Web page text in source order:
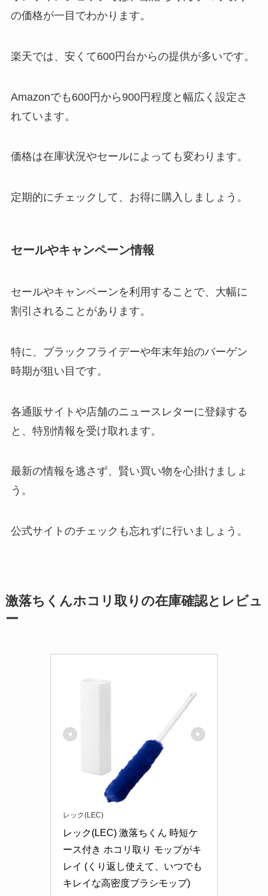
の価格が一目でわかります。
楽天では、安くて600円台からの提供が多いです。
Amazonでも600円から900円程度と幅広く設定さ
れています。
価格は在庫状況やセールによっても変わります。
定期的にチェックして、お得に購入しましょう。
セールやキャンペーン情報
セールやキャンペーンを利用することで、大幅に
割引されることがあります。
特に、ブラックフライデーや年末年始のバーゲン
時期が狙い目です。
各通販サイトや店舗のニュースレターに登録する
と、特別情報を受け取れます。
最新の情報を逃さず、賢い買い物を心掛けましょ
う。
公式サイトのチェックも忘れずに行いましょう。
激落ちくんホコリ取りの在庫確認とレビュ
ー
レック(LEC)
レック(LEC) 激落ちくん 時短ケ
ース付き ホコリ取り モップがキ
レイ (くり返し使えて、いつでも
キレイな高密度ブラシモップ)